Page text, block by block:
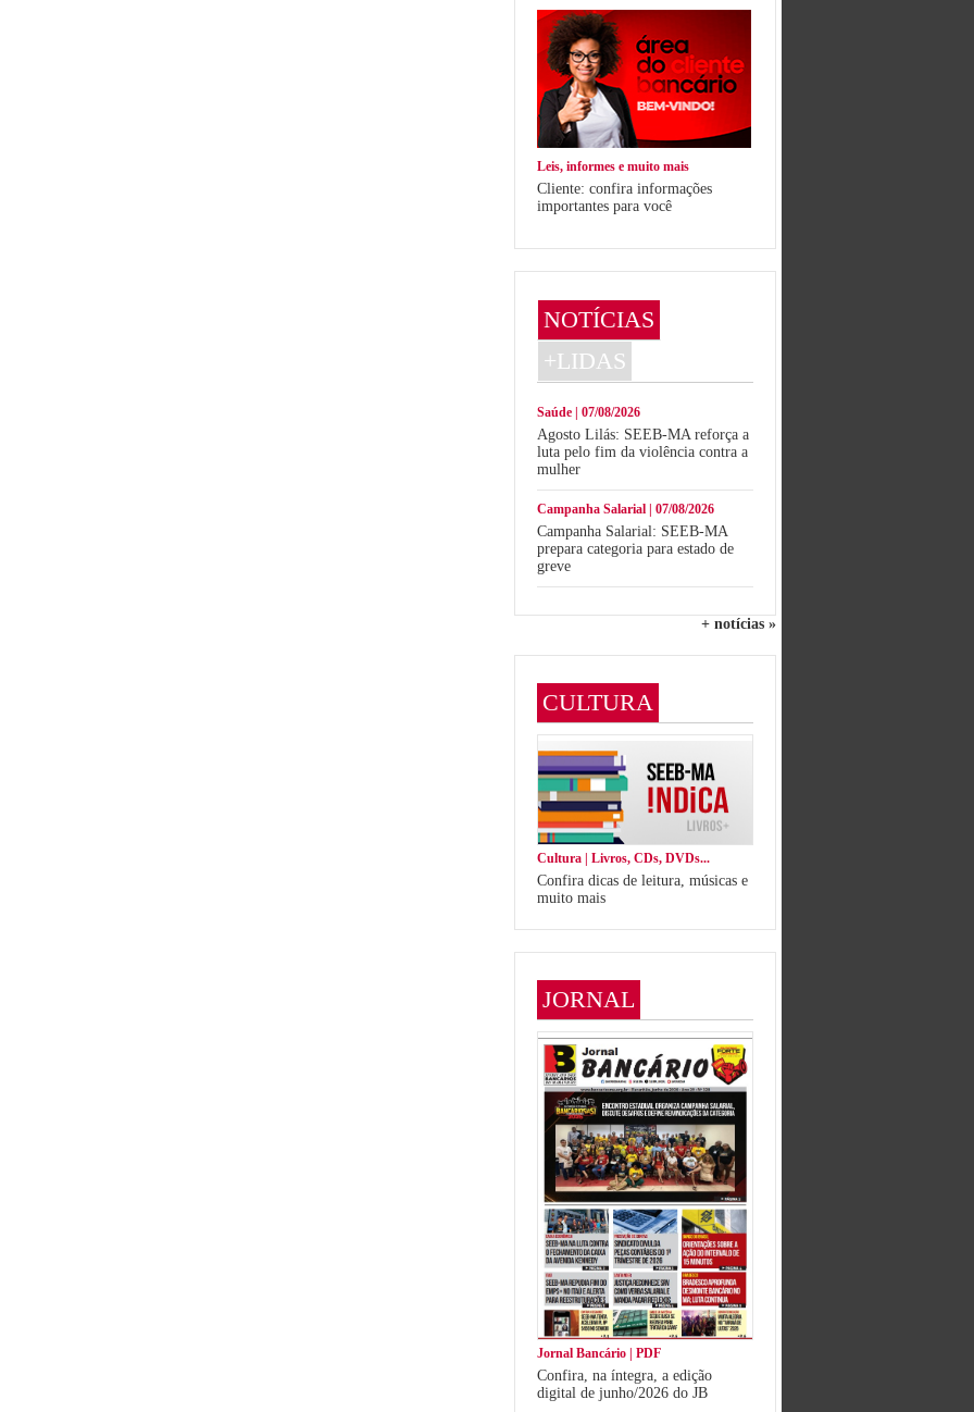
Leis, informes e muito mais
Cliente: confira informações
importantes para você
NOTÍCIAS
+LIDAS
Saúde | 07/08/2026
Agosto Lilás: SEEB-MA reforça a
luta pelo fim da violência contra a
mulher
Campanha Salarial | 07/08/2026
Campanha Salarial: SEEB-MA
prepara categoria para estado de
greve
+ notícias »
CULTURA
Cultura | Livros, CDs, DVDs...
Confira dicas de leitura, músicas e
muito mais
JORNAL
Jornal Bancário | PDF
Confira, na íntegra, a edição
digital de junho/2026 do JB